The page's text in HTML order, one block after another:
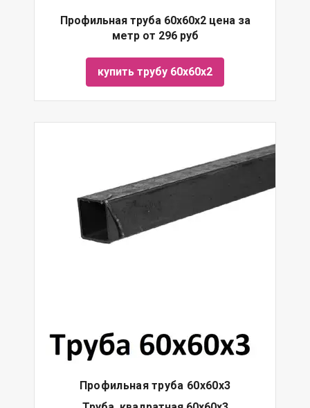
Профильная труба 60х60х2 цена за
метр от 296 руб
купить трубу 60х60х2
Профильная труба 60х60х3